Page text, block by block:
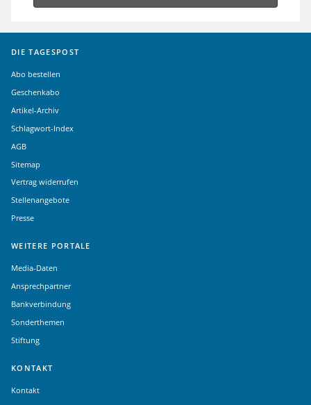
DIE TAGESPOST
Abo bestellen
Geschenkabo
Artikel-Archiv
Schlagwort-Index
AGB
Sitemap
Vertrag widerrufen
Stellenangebote
Presse
WEITERE PORTALE
Media-Daten
Ansprechpartner
Bankverbindung
Sonderthemen
Stiftung
KONTAKT
Kontakt